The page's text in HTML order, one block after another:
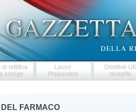
di rettifica
corrige
Lavori
Preparatori
Direttive
recepite
FARMACO